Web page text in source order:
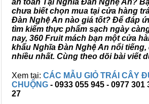
an toàn Tại Nghĩa Đàn Nghệ An?
chưa biết chọn mua tại cửa hàng
Đàn Nghệ An nào giá tốt? Để đáp
tìm kiếm thực phẩm sạch ngày
nay, 360 Fruit mách bạn một cửa
khẩu Nghĩa Đàn Nghệ An nổi
nhiều nhất. Cùng theo dõi bài viết
Xem tại: CÁC MẪU GIỎ TRÁI CÂY
CHUỘNG - 0933 055 945 - 0977 301
27